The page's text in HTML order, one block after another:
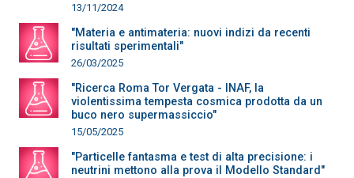
13/11/2024
"Materia e antimateria: nuovi indizi da recenti
risultati sperimentali"
26/03/2025
"Ricerca Roma Tor Vergata - INAF, la
violentissima tempesta cosmica prodotta da un
buco nero supermassiccio"
15/05/2025
"Particelle fantasma e test di alta precisione: i
neutrini mettono alla prova il Modello Standard"